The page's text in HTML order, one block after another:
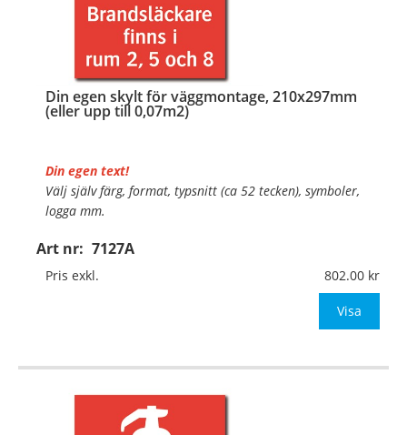
Din egen skylt för väggmontage, 210x297mm
(eller upp till 0,07m2)
Art nr: 7127A
Din egen text!
Välj själv färg, format, typsnitt (ca 52 tecken), symboler,
logga mm.
Material:Plan aluminium, 0,7mm (väggmontage)
Mått:210x297mm (eller annat mått upp till 0,07m²)
Pris exkl. 802.00
Visa